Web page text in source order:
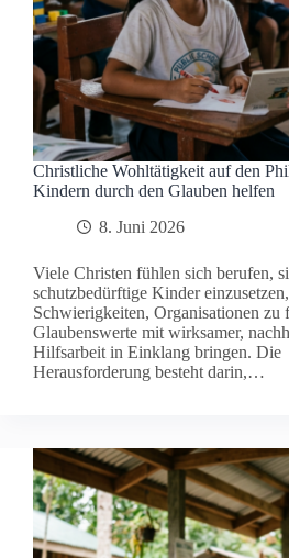
Christliche Wohltätigkeit auf den
Kindern durch den Glauben helfen
8. Juni 2026
Viele Christen fühlen sich berufen,
schutzbedürftige Kinder
Schwierigkeiten, Organisationen zu
Glaubenswerte mit wirksamer,
Hilfsarbeit in Einklang bringen. Die
Herausforderung besteht darin,…